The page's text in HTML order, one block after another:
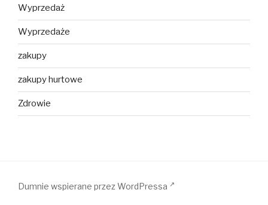
Wyprzedaż
Wyprzedaże
zakupy
zakupy hurtowe
Zdrowie
Dumnie wspierane przez WordPressa